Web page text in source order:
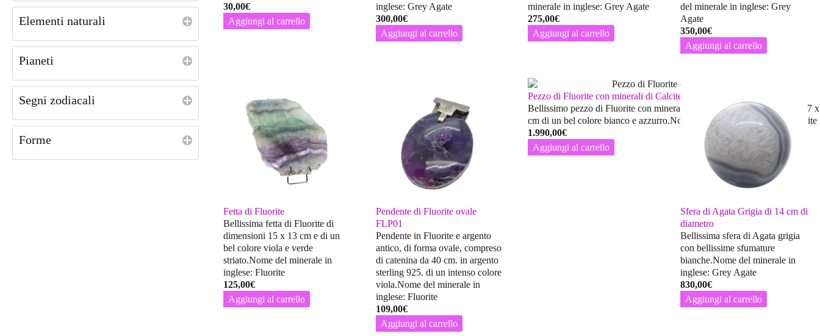
Elementi naturali
Pianeti
Segni zodiacali
Forme
30,00€
Aggiungi al carrello
inglese: Grey Agate
300,00€
Aggiungi al carrello
minerale in inglese: Grey Agate
275,00€
Aggiungi al carrello
del minerale in inglese: Grey
Agate
350,00€
Aggiungi al carrello
Fetta di Fluorite
Bellissima fetta di Fluorite di
dimensioni 15 x 13 cm e di un
bel colore viola e verde
striato.Nome del minerale in
inglese: Fluorite
125,00€
Aggiungi al carrello
Pendente di Fluorite ovale
FLP01
Pendente in Fluorite e argento
antico, di forma ovale, compreso
di catenina da 40 cm. in argento
sterling 925. di un intenso colore
viola.Nome del minerale in
inglese: Fluorite
109,00€
Aggiungi al carrello
Pezzo di Fluorite con minerali di Calcite
Bellissimo pezzo di Fluorite con minerali di Calcite di dimensione 33 x 27
cm di un bel colore bianco e azzurro.Nome del minerale in inglese: Fluorite
1.990,00€
Aggiungi al carrello
Sfera di Agata Grigia di 14 cm di
diametro
Bellissima sfera di Agata grigia
con bellissime sfumature
bianche.Nome del minerale in
inglese: Grey Agate
830,00€
Aggiungi al carrello